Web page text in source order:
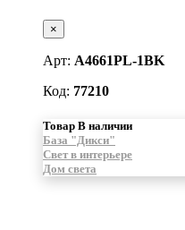
×
Арт: A4661PL-1BK
Код: 77210
Товар В наличии
База "Дикси"
Свет в интерьере
Дом света